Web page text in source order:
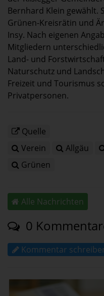
Bernhard Klein gewählt.
Grünen-Kreisrätin und
Insy. Nach eigenen
Mitgliedern
Land- und
Naturschutz und
Freizeit und Tourismus
Privatpersonen.
Quelle
Verein
Allgäu
Grünen
Alle Nachrichten
0
Kommentar